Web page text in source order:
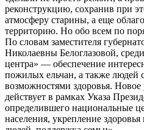
реконструкцию, сохранив при
атмосферу старины, а еще
территорию. Но обо всем по
По словам заместителя
Николаевны Белоглазовой,
центра» — обеспечение
пожилых ельчан, а также людей
возможностями здоровья. Новое
действует в рамках Указа
определившего национальные
населения, укрепление